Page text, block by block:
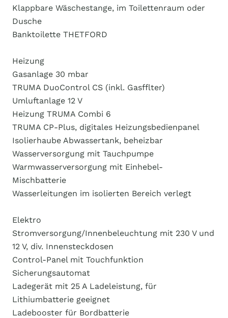
Klappbare Wäschestange, im Toilettenraum oder
Dusche
Banktoilette THETFORD
Heizung
Gasanlage 30 mbar
TRUMA DuoControl CS (inkl. Gasfflter)
Umluftanlage 12 V
Heizung TRUMA Combi 6
TRUMA CP-Plus, digitales Heizungsbedienpanel
Isolierhaube Abwassertank, beheizbar
Wasserversorgung mit Tauchpumpe
Warmwasserversorgung mit Einhebel-
Mischbatterie
Wasserleitungen im isolierten Bereich verlegt
Elektro
Stromversorgung/Innenbeleuchtung mit 230 V und
12 V, div. Innensteckdosen
Control-Panel mit Touchfunktion
Sicherungsautomat
Ladegerät mit 25 A Ladeleistung, für
Lithiumbatterie geeignet
Ladebooster für Bordbatterie